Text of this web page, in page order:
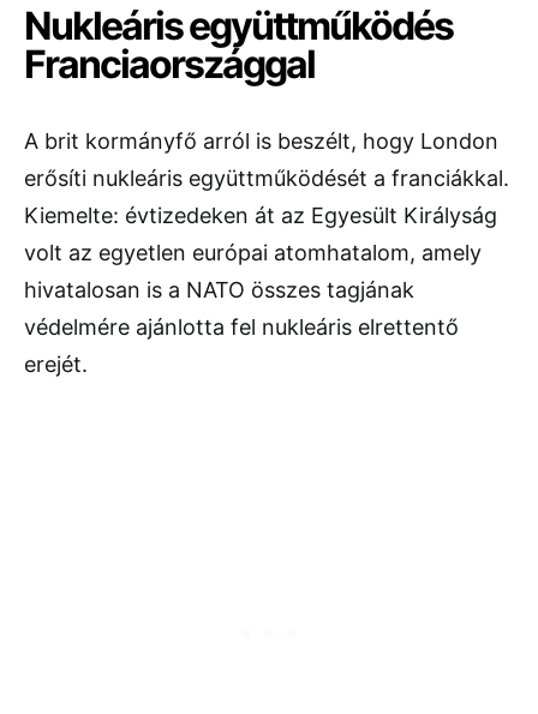
Nukleáris együttműködés
Franciaországgal
A brit kormányfő arról is beszélt, hogy London
erősíti nukleáris együttműködését a franciákkal.
Kiemelte: évtizedeken át az Egyesült Királyság
volt az egyetlen európai atomhatalom, amely
hivatalosan is a NATO összes tagjának
védelmére ajánlotta fel nukleáris elrettentő
erejét.